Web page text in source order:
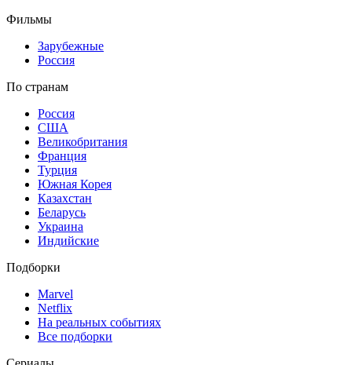
Фильмы
Зарубежные
Россия
По странам
Россия
США
Великобритания
Франция
Турция
Южная Корея
Казахстан
Беларусь
Украина
Индийские
Подборки
Marvel
Netflix
На реальных событиях
Все подборки